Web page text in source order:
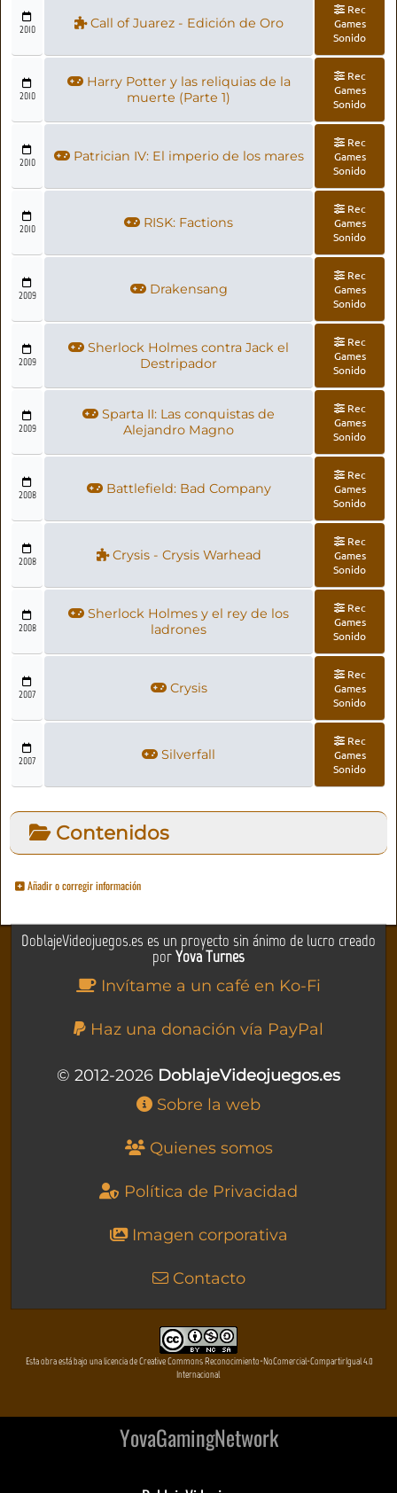
2010 Call of Juarez - Edición de Oro
Rec
Games
Sonido
2010
Harry Potter y las reliquias de la
muerte (Parte 1)
Rec
Games
Sonido
2010 Patrician IV: El imperio de los mares
Rec
Games
Sonido
2010 RISK: Factions
Rec
Games
Sonido
2009 Drakensang
Rec
Games
Sonido
2009
Sherlock Holmes contra Jack el
Destripador
Rec
Games
Sonido
2009
Sparta II: Las conquistas de
Alejandro Magno
Rec
Games
Sonido
2008 Battlefield: Bad Company
Rec
Games
Sonido
2008 Crysis - Crysis Warhead
Rec
Games
Sonido
2008
Sherlock Holmes y el rey de los
ladrones
Rec
Games
Sonido
2007 Crysis
Rec
Games
Sonido
2007 Silverfall
Rec
Games
Sonido
Contenidos
Añadir o corregir información
DoblajeVideojuegos.es es un proyecto sin ánimo de lucro creado
porYova Turnes
Invítame a un café en Ko-Fi
Haz una donación vía PayPal
© 2012-2026 DoblajeVideojuegos.es
Sobre la web
Quienes somos
Política de Privacidad
Imagen corporativa
Contacto
Esta obra está bajo una licencia de Creative Commons Reconocimiento-NoComercial-CompartirIgual 4.0
Internacional
YovaGamingNetwork